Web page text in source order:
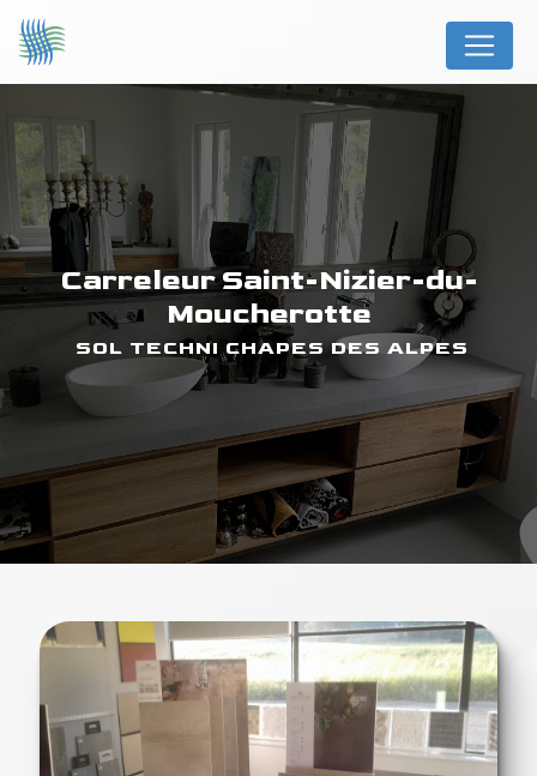
carreleur Saint-Nizier-du-
Moucherotte
SOL TECHNI CHAPES DES ALPES
Panneau de gestion des cookies